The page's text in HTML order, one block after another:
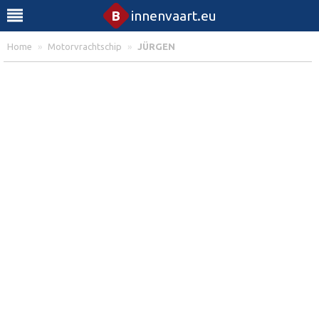
B innenvaart.eu
Home » Motorvrachtschip » JÜRGEN